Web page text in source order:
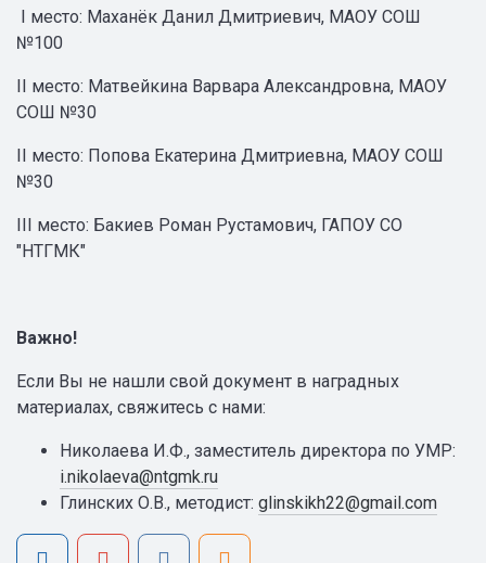
I место: Маханёк Данил Дмитриевич, МАОУ СОШ
№100
II место: Матвейкина Варвара Александровна, МАОУ
СОШ №30
II место: Попова Екатерина Дмитриевна, МАОУ СОШ
№30
III место: Бакиев Роман Рустамович, ГАПОУ СО
"НТГМК"
Важно!
Если Вы не нашли свой документ в наградных
материалах, свяжитесь с нами:
Николаева И.Ф., заместитель директора по УМР:
i.nikolaeva@ntgmk.ru
Глинских О.В., методист: glinskikh22@gmail.com